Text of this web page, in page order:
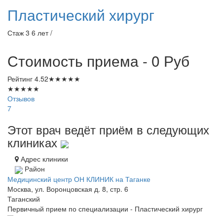
Пластический хирург
Стаж 3 6 лет /
Стоимость приема - 0 Руб
Рейтинг 4.52★★★★★
★★★★★
Отзывов
7
Этот врач ведёт приём в следующих
клиниках
Адрес клиники
Район
Медицинский центр ОН КЛИНИК на Таганке
Москва, ул. Воронцовская д. 8, стр. 6
Таганский
Первичный прием по специализации - Пластический хирург